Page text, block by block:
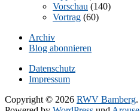
Vorschau (140)
Vortrag (60)
Archiv
Blog abonnieren
Datenschutz
Impressum
Copyright © 2026 RWV Bamberg.